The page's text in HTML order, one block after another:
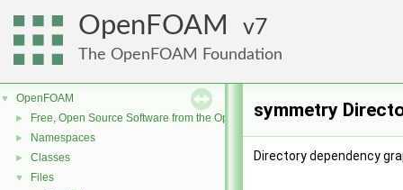
OpenFOAM 7
The OpenFOAM Foundation
▼ OpenFOAM
► Free, Open Source Software from the OpenFOAM Foundation
► Namespaces
► Classes
▼ Files
symmetry
Directory dependency